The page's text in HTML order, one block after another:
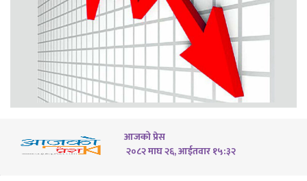
आजको प्रेस
२०८२ माघ २६, आईतवार १५:३२